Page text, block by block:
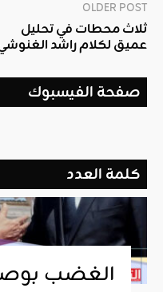
OLDER POST
ثلاث محطات في تحليل
عميق لكلام راشد
صفحة الفيسبوك
كلمة العدد
الغضب